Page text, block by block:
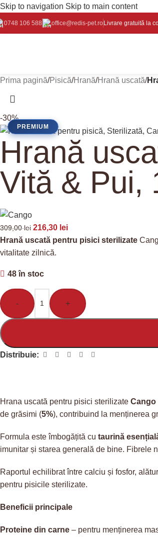
Skip to navigation Skip to main content
0748 106 588 office@redis-pet.ro Livrare gratuită la
Prima pagină/Pisică/Hrană/Hrană uscată/
-30%
PREMIUM
Hrană
Vită & Pui,
309,00lei 216,30 lei
Hrană uscată pentru pisici sterilizate
vitalitate zilnică.
48 în stoc
- +
Distribuie:
Hrana uscată pentru pisici sterilizate Cango
de grăsimi (5%), contribuind la menținerea
Formula este îmbogățită cu taurină
imunitar și starea generală de bine. Fibrele
Raportul echilibrat între calciu și fosfor,
pentru pisicile sterilizate.
Beneficii principale
Proteine din carne – pentru menținerea